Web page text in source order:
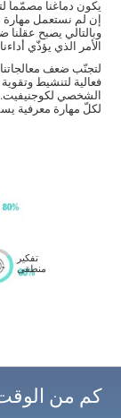
يكون دماغنا مصمّماً
إن لم نستعمل مهارة
وبالتالي يصبح عقلنا
الأمر الذي يؤذّي
لتجنّب ضعف معالجاتنا
فعالية لتنشيط
الشخصي لكوجنيفيت.
لكلّ مهارة معرفية
تفكير
منطقى
كم من